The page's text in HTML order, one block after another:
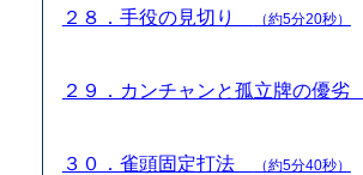
２８．手役の見切り （約5分20秒）
２９．カンチャンと孤立牌の優劣
３０．雀頭固定打法 （約5分40秒）